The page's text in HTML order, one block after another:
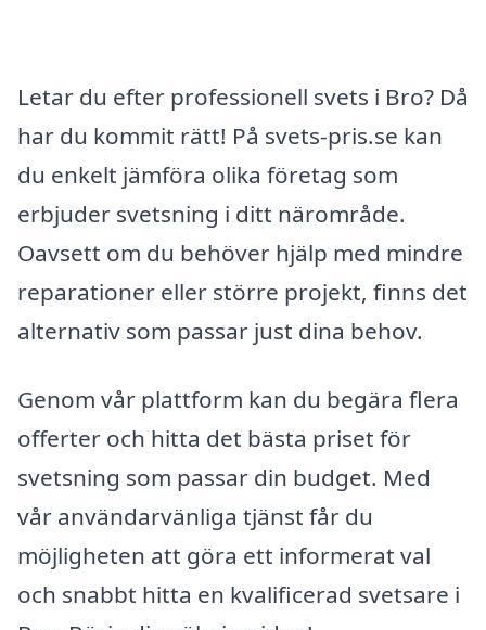
Letar du efter professionell svets i Bro? Då
har du kommit rätt! På svets-pris.se kan
du enkelt jämföra olika företag som
erbjuder svetsning i ditt närområde.
Oavsett om du behöver hjälp med mindre
reparationer eller större projekt, finns det
alternativ som passar just dina behov.
Genom vår plattform kan du begära flera
offerter och hitta det bästa priset för
svetsning som passar din budget. Med
vår användarvänliga tjänst får du
möjligheten att göra ett informerat val
och snabbt hitta en kvalificerad svetsare i